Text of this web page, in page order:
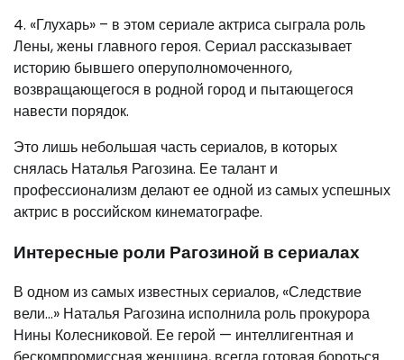
4. «Глухарь» – в этом сериале актриса сыграла роль
Лены, жены главного героя. Сериал рассказывает
историю бывшего оперуполномоченного,
возвращающегося в родной город и пытающегося
навести порядок.
Это лишь небольшая часть сериалов, в которых
снялась Наталья Рагозина. Ее талант и
профессионализм делают ее одной из самых успешных
актрис в российском кинематографе.
Интересные роли Рагозиной в сериалах
В одном из самых известных сериалов, «Следствие
вели…» Наталья Рагозина исполнила роль прокурора
Нины Колесниковой. Ее герой — интеллигентная и